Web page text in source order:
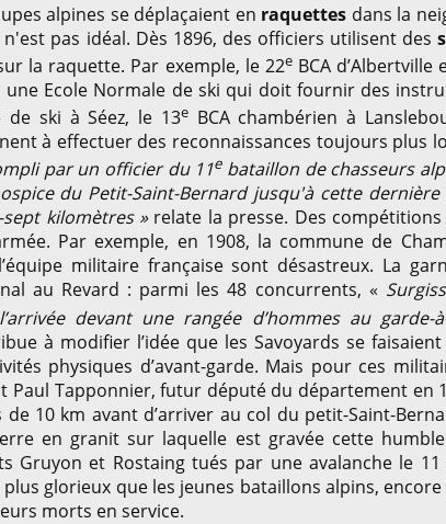
alpines se déplaçaient en raquettes dans la
pas idéal. Dès 1896, des officiers utilisent des
la raquette. Par exemple, le 22eBCA d’Albertville
une Ecole Normale de ski qui doit fournir des
de ski à Séez, le 13eBCA chambérien à
à effectuer des reconnaissances toujours plus
par un officier du 11ebataillon de chasseurs
du Petit-Saint-Bernard jusqu'à cette
kilomètres »relate la presse. Des
Par exemple, en 1908, la commune de
militaire française sont désastreux. La
au Revard : parmi les 48 concurrents, «
devant une rangée d’hommes au garde-
à modifier l’idée que les Savoyards se
physiques d’avant-garde. Mais pour ces
Paul Tapponnier, futur député du département
10 km avant d’arriver au col du petit-Saint-
en granit sur laquelle est gravée cette
et Rostaing tués par une avalanche le 11
glorieux que les jeunes bataillons alpins,
morts en service.